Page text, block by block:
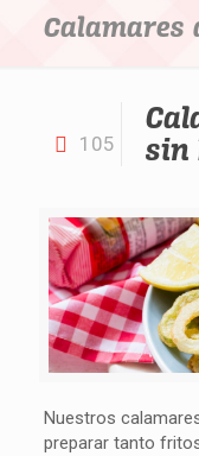
Calamares
105
sin
Nuestros
preparar tanto